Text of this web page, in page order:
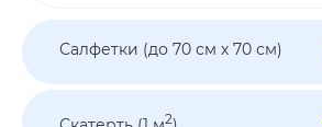
Салфетки (до 70 см х 70 см)
2